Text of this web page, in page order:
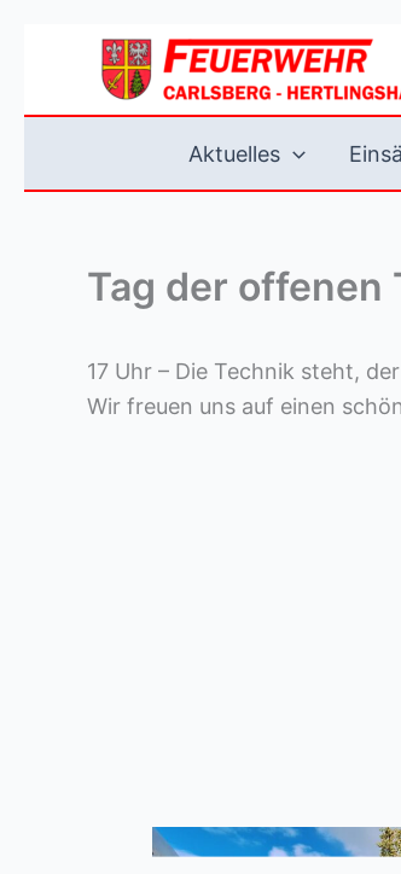
Aktuelles
Tag der offenen
17 Uhr – Die Technik steht,
Wir freuen uns auf einen